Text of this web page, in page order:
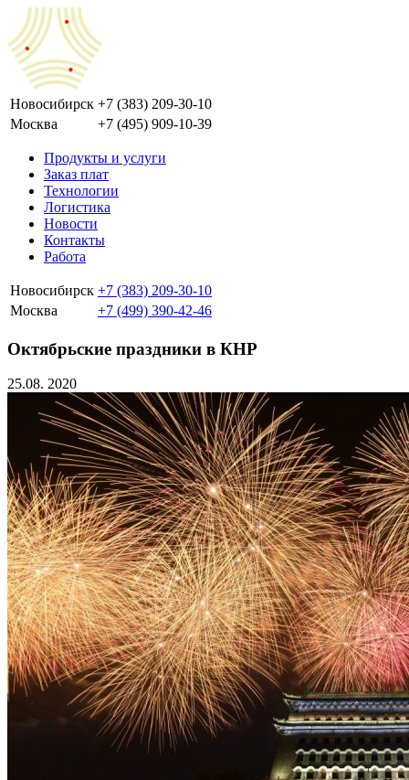
Новосибирск +7 (383) 209-30-10
Москва
+7 (495) 909-10-39
Продукты и услуги
Заказ плат
Технологии
Логистика
Новости
Контакты
Работа
Новосибирск +7 (383) 209-30-10
Москва
+7 (499) 390-42-46
Октябрьские праздники в КНР
25.08. 2020